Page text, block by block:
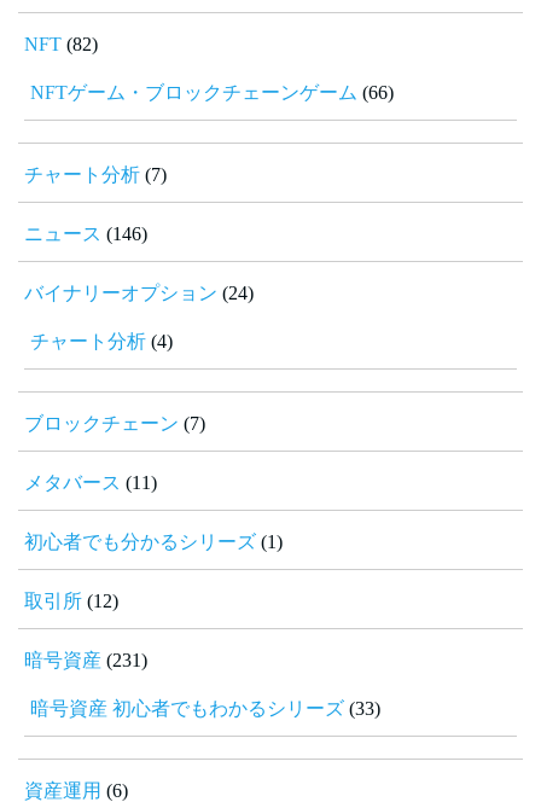
NFT (82)
NFTゲーム・ブロックチェーンゲーム (66)
チャート分析 (7)
ニュース (146)
バイナリーオプション (24)
チャート分析 (4)
ブロックチェーン (7)
メタバース (11)
初心者でも分かるシリーズ (1)
取引所 (12)
暗号資産 (231)
暗号資産 初心者でもわかるシリーズ (33)
資産運用 (6)